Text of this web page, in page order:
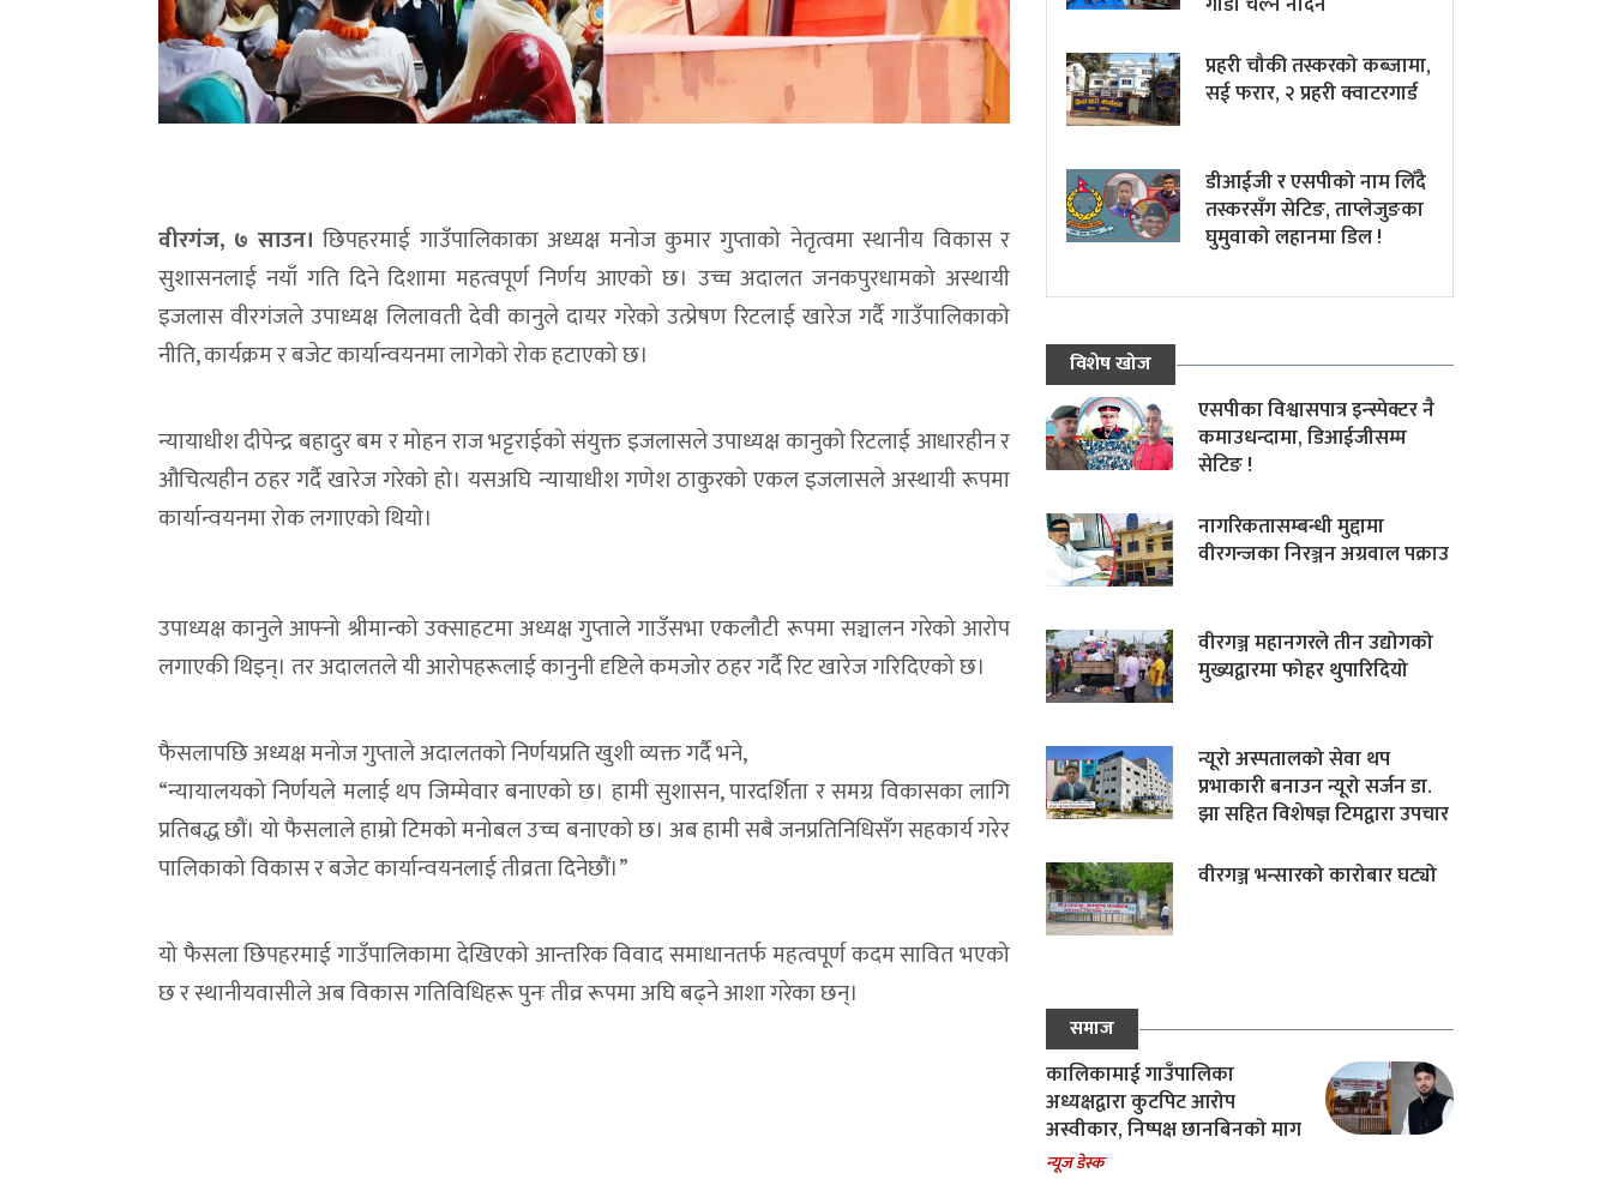
वीरगंज, ७ साउन। छिपहरमाई गाउँपालिकाका अध्यक्ष मनोज कुमार गुप्ताको नेतृत्वमा स्थानीय विकास र
सुशासनलाई नयाँ गति दिने दिशामा महत्वपूर्ण निर्णय आएको छ। उच्च अदालत जनकपुरधामको अस्थायी
इजलास वीरगंजले उपाध्यक्ष लिलावती देवी कानुले दायर गरेको उत्प्रेषण रिटलाई खारेज गर्दै गाउँपालिकाको
नीति, कार्यक्रम र बजेट कार्यान्वयनमा लागेको रोक हटाएको छ।
न्यायाधीश दीपेन्द्र बहादुर बम र मोहन राज भट्टराईको संयुक्त इजलासले उपाध्यक्ष कानुको रिटलाई आधारहीन र
औचित्यहीन ठहर गर्दै खारेज गरेको हो। यसअघि न्यायाधीश गणेश ठाकुरको एकल इजलासले अस्थायी रूपमा
कार्यान्वयनमा रोक लगाएको थियो।
उपाध्यक्ष कानुले आफ्नो श्रीमान्को उक्साहटमा अध्यक्ष गुप्ताले गाउँसभा एकलौटी रूपमा सञ्चालन गरेको आरोप
लगाएकी थिइन्। तर अदालतले यी आरोपहरूलाई कानुनी दृष्टिले कमजोर ठहर गर्दै रिट खारेज गरिदिएको छ।
फैसलापछि अध्यक्ष मनोज गुप्ताले अदालतको निर्णयप्रति खुशी व्यक्त गर्दै भने,
“न्यायालयको निर्णयले मलाई थप जिम्मेवार बनाएको छ। हामी सुशासन, पारदर्शिता र समग्र विकासका लागि
प्रतिबद्ध छौं। यो फैसलाले हाम्रो टिमको मनोबल उच्च बनाएको छ। अब हामी सबै जनप्रतिनिधिसँग सहकार्य गरेर
पालिकाको विकास र बजेट कार्यान्वयनलाई तीव्रता दिनेछौं।”
यो फैसला छिपहरमाई गाउँपालिकामा देखिएको आन्तरिक विवाद समाधानतर्फ महत्वपूर्ण कदम सावित भएको
छ र स्थानीयवासीले अब विकास गतिविधिहरू पुनः तीव्र रूपमा अघि बढ्ने आशा गरेका छन्।
प्रहरी चौकी तस्करको कब्जामा,
सई फरार, २ प्रहरी क्वाटरगार्ड
डीआईजी र एसपीको नाम लिँदै
तस्करसँग सेटिङ, ताप्लेजुङका
घुमुवाको लहानमा डिल !
विशेष खोज
एसपीका विश्वासपात्र इन्स्पेक्टर नै
कमाउधन्दामा, डिआईजीसम्म
सेटिङ !
नागरिकतासम्बन्धी मुद्दामा
वीरगन्जका निरञ्जन अग्रवाल पक्राउ
वीरगञ्ज महानगरले तीन उद्योगको
मुख्यद्वारमा फोहर थुपारिदियो
न्यूरो अस्पतालको सेवा थप
प्रभाकारी बनाउन न्यूरो सर्जन डा.
झा सहित विशेषज्ञ टिमद्वारा उपचार
वीरगञ्ज भन्सारको कारोबार घट्यो
समाज
कालिकामाई गाउँपालिका
अध्यक्षद्वारा कुटपिट आरोप
अस्वीकार, निष्पक्ष छानबिनको माग
न्यूज डेस्क